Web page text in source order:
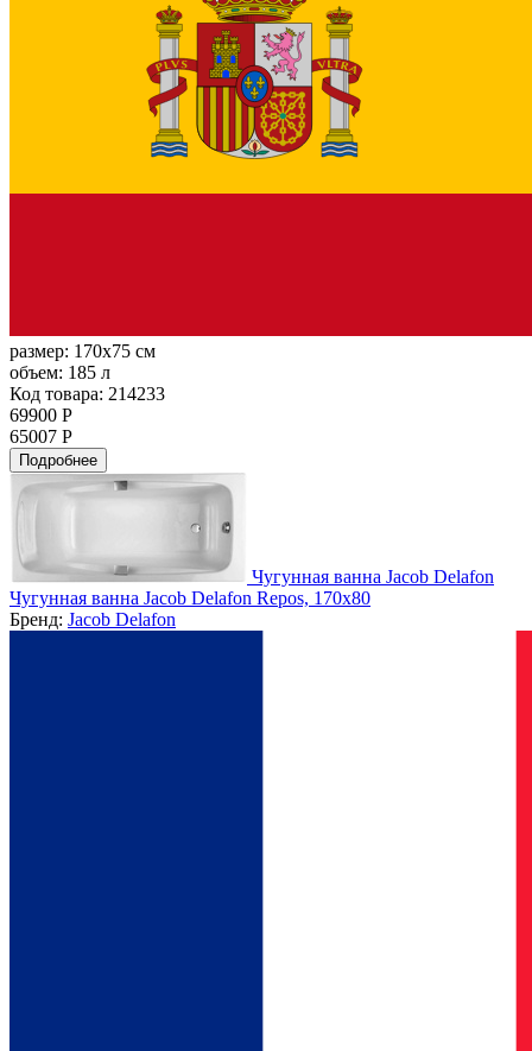
размер: 170x75 см
объем: 185 л
Код товара: 214233
69900 Р
65007 Р
Подробнее
Чугунная ванна Jacob Delafon
Чугунная ванна Jacob Delafon Repos, 170x80
Бренд: Jacob Delafon